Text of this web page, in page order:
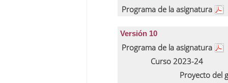
Programa de la asignatura
Versión 10
Programa de la asignatura
Curso 2023-24
Proyecto del